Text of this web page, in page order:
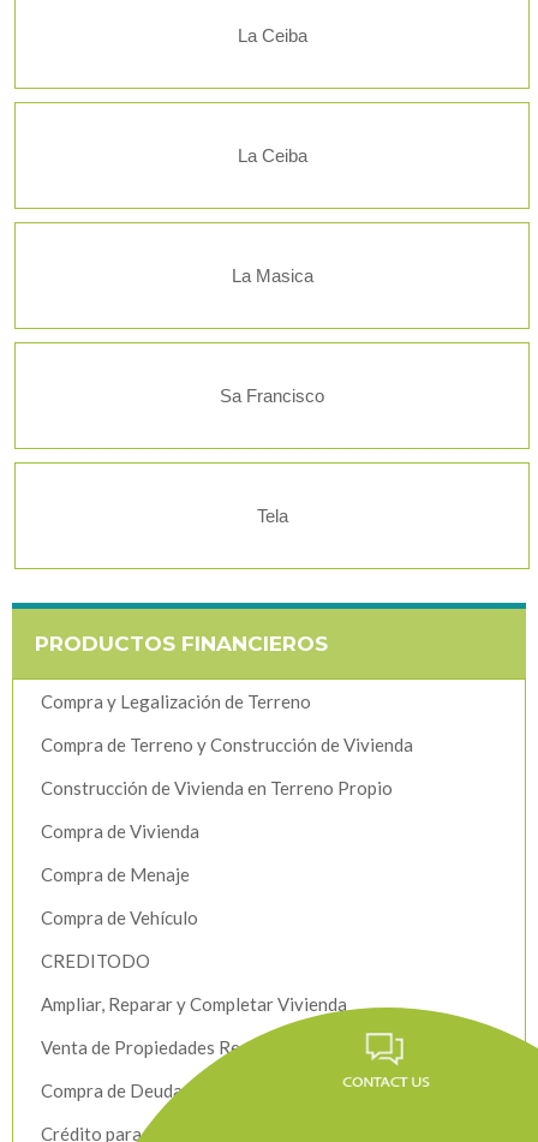
La Ceiba
La Ceiba
La Masica
Sa Francisco
Tela
PRODUCTOS FINANCIEROS
Compra y Legalización de Terreno
Compra de Terreno y Construcción de Vivienda
Construcción de Vivienda en Terreno Propio
Compra de Vivienda
Compra de Menaje
Compra de Vehículo
CREDITODO
Ampliar, Reparar y Completar Vivienda
Venta de Propiedades Recuperadas
Compra de Deuda Hipotecaria
Crédito para Obras de Infraestructura